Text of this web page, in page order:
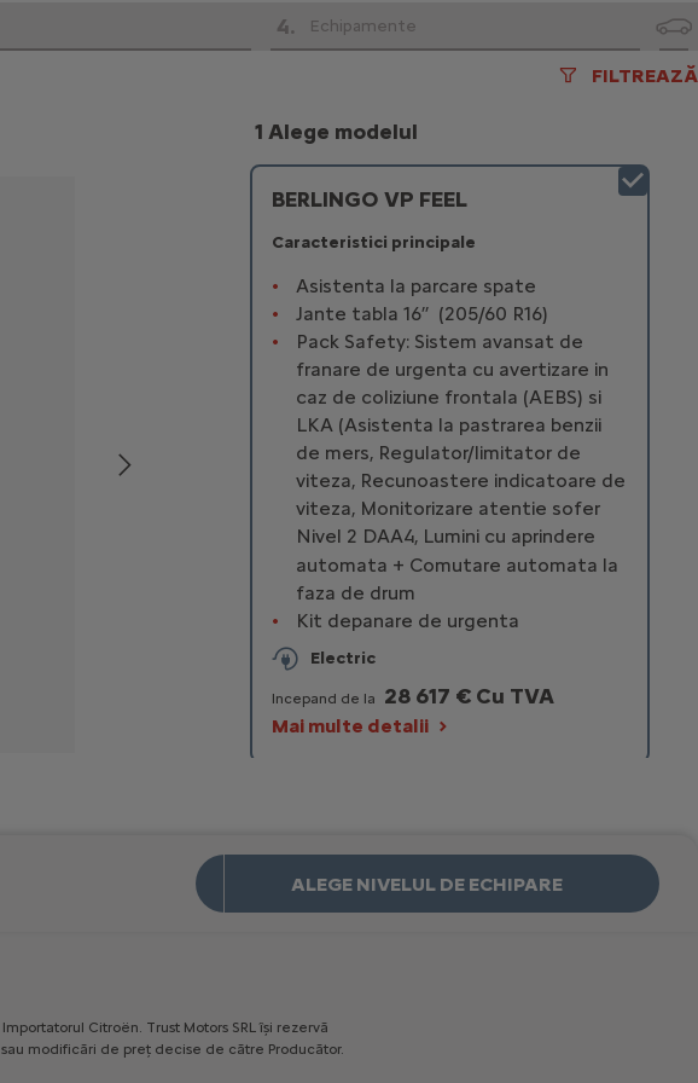
4. Echipamente
FILTREAZĂ
1 Alege modelul
BERLINGO VP FEEL
Caracteristici principale
Asistenta la parcare spate
Jante tabla 16’’ (205/60 R16)
Pack Safety: Sistem avansat de
franare de urgenta cu avertizare in
caz de coliziune frontala (AEBS) si
LKA (Asistenta la pastrarea benzii
de mers, Regulator/limitator de
viteza, Recunoastere indicatoare de
viteza, Monitorizare atentie sofer
Nivel 2 DAA4, Lumini cu aprindere
automata + Comutare automata la
faza de drum
Kit depanare de urgenta
Electric
Incepand de la 28 617 € Cu TVA
Mai multe detalii
ALEGE NIVELUL DE ECHIPARE
Importatorul Citroën. Trust Motors SRL îşi rezervă
sau modificări de preț decise de către Producător.